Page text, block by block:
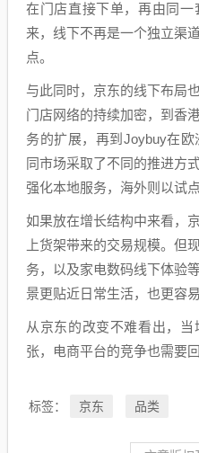
在门店直接下单，再由同
来，线下不再是一个独立渠
点。
与此同时，京东的线下布局
门店网络的持续加密，到香
务的扩展，再到Joybuy在
同市场采取了不同的推进方
强化本地服务，海外则以试
如果放在增长结构中来看，
上货架带来的交易规模。但
务，以及家电数码线下体验
景更贴近日常生活，也更容
从京东的改变不难看出，
张，电商平台的竞争也需要
标签： 京东 品类